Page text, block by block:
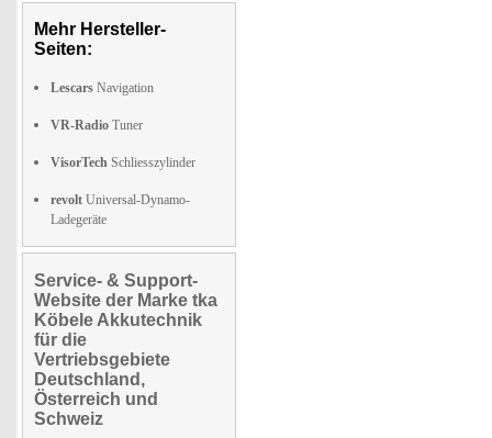
Mehr Hersteller-
Seiten:
Lescars Navigation
VR-Radio Tuner
VisorTech Schliesszylinder
revolt Universal-Dynamo-
Ladegeräte
Service- & Support-
Website der Marke tka
Köbele Akkutechnik
für die
Vertriebsgebiete
Deutschland,
Österreich und
Schweiz